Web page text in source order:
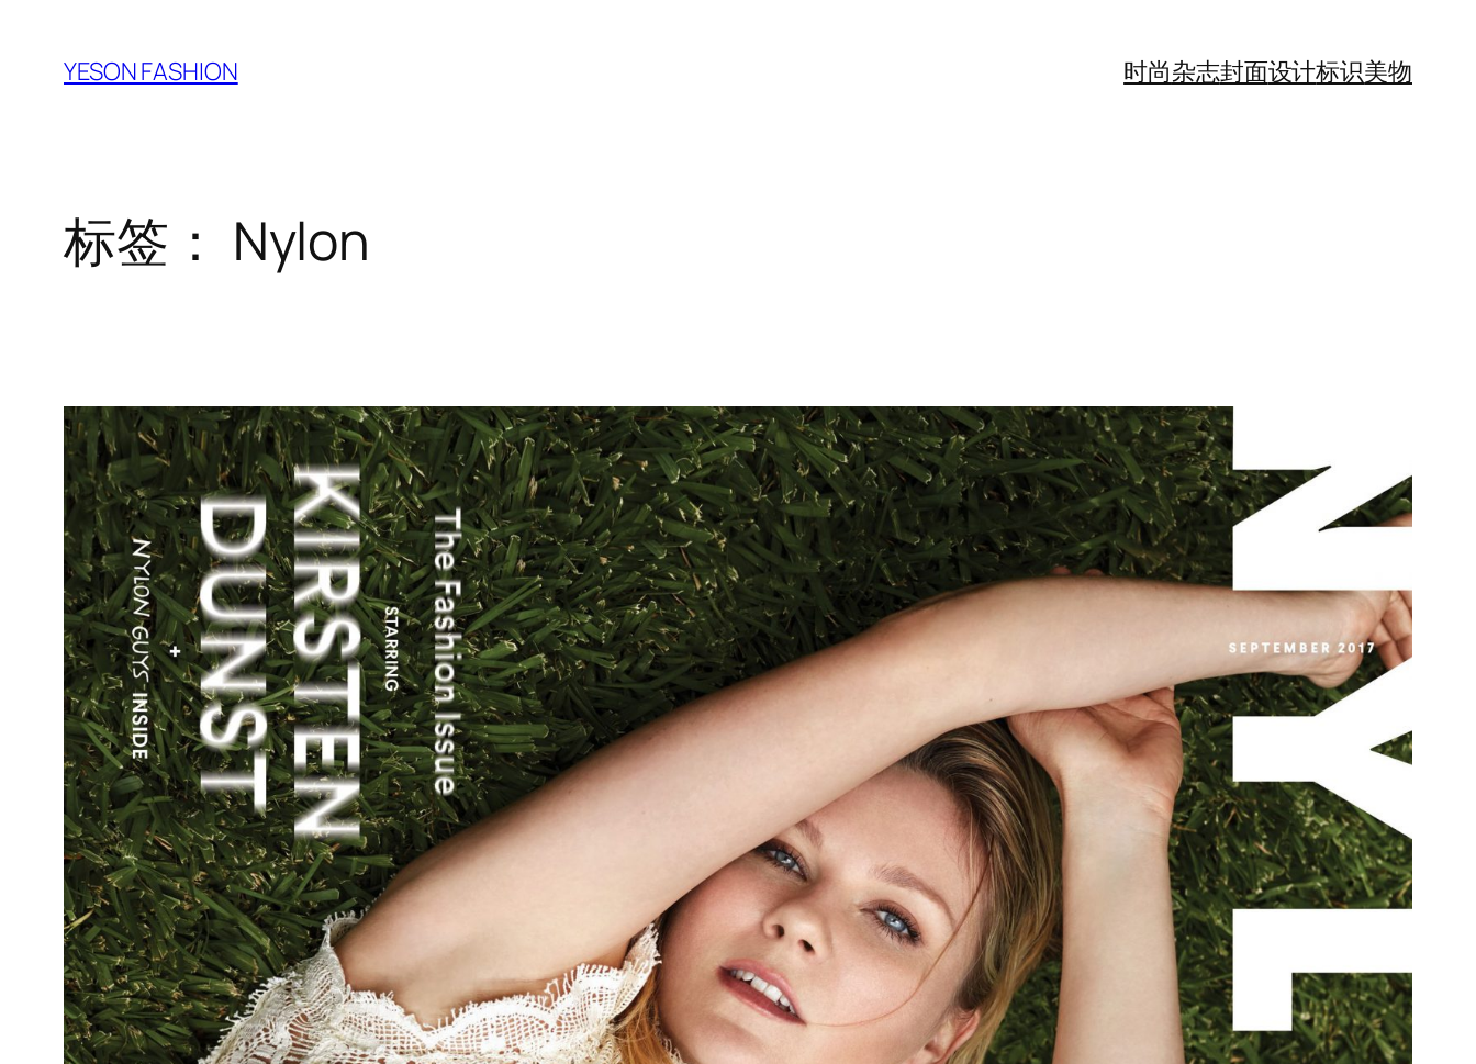
YESON FASHION 时尚杂志封面设计标识美物
标签： Nylon